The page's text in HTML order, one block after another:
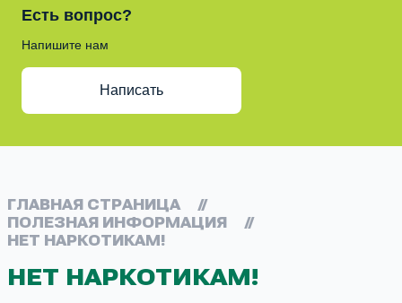
Есть вопрос?
Напишите нам
Написать
ГЛАВНАЯ СТРАНИЦА
//
ПОЛЕЗНАЯ ИНФОРМАЦИЯ
//
НЕТ НАРКОТИКАМ!
НЕТ НАРКОТИКАМ!